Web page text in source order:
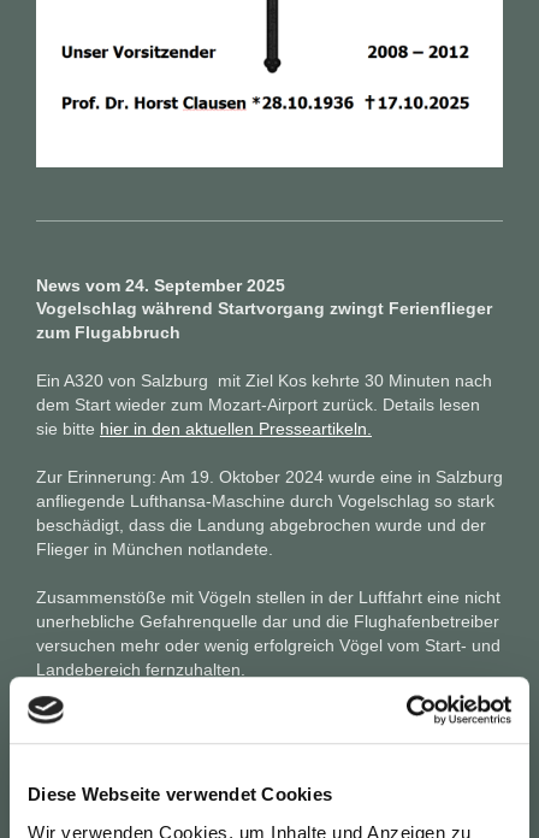
Diese Webseite verwendet Cookies
Wir verwenden Cookies, um Inhalte und Anzeigen zu
News vom 24. September 2025
Vogelschlag während Startvorgang zwingt Ferienflieger
zum Flugabbruch
Ein A320 von Salzburg mit Ziel Kos kehrte 30 Minuten nach
dem Start wieder zum Mozart-Airport zurück. Details lesen
sie bitte hier in den aktuellen Presseartikeln.
Zur Erinnerung: Am 19. Oktober 2024 wurde eine in Salzburg
anfliegende Lufthansa-Maschine durch Vogelschlag so stark
beschädigt, dass die Landung abgebrochen wurde und der
Flieger in München notlandete.
Zusammenstöße mit Vögeln stellen in der Luftfahrt eine nicht
unerhebliche Gefahrenquelle dar und die Flughafenbetreiber
versuchen mehr oder wenig erfolgreich Vögel vom Start- und
Landebereich fernzuhalten.
Zu diesem Negativrekord, am Samstag, den 22.02.,